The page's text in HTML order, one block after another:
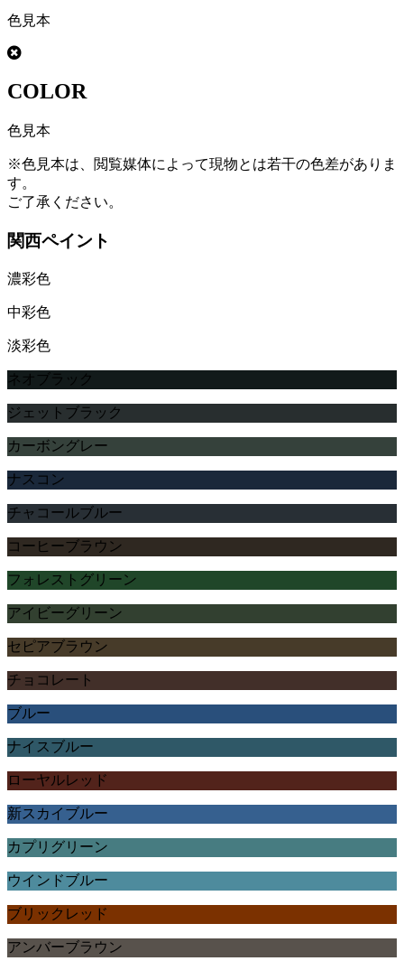
色見本
COLOR
色見本
※色見本は、閲覧媒体によって現物とは若干の色差がありま
す。
ご了承ください。
関西ペイント
濃彩色
中彩色
淡彩色
ネオブラック
ジェットブラック
カーボングレー
ナスコン
チャコールブルー
コーヒーブラウン
フォレストグリーン
アイビーグリーン
セピアブラウン
チョコレート
ブルー
ナイスブルー
ローヤルレッド
新スカイブルー
カプリグリーン
ウインドブルー
ブリックレッド
アンバーブラウン